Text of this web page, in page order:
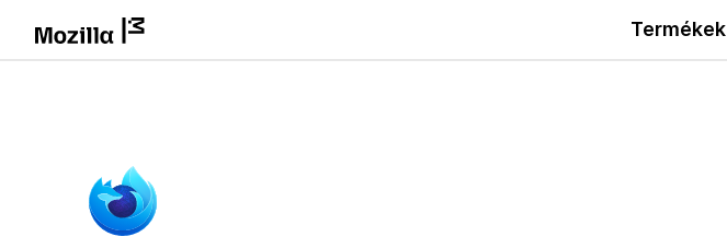
Termékek